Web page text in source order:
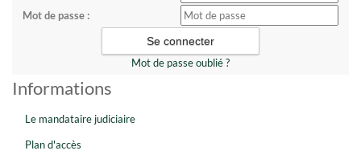
Mot de passe :
Mot de passe oublié ?
Informations
Le mandataire judiciaire
Plan d'accès